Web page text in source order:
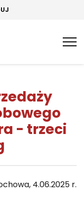
- trzeci
4.06.2025 r.